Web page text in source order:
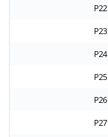
P22
P23
P24
P25
P26
P27